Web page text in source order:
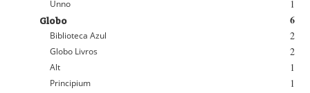
1
Unno
6
Globo
2
Biblioteca Azul
2
Globo Livros
1
Alt
1
Principium